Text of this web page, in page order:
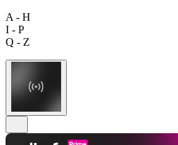
A - H
I - P
Q - Z